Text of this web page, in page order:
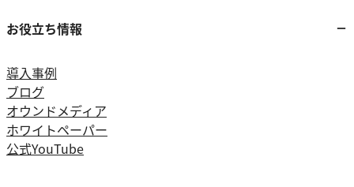
お役立ち情報
導入事例
ブログ
オウンドメディア
ホワイトペーパー
公式YouTube